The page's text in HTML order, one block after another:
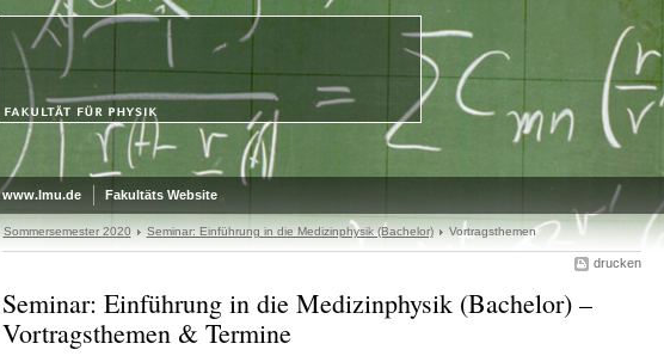
www.lmu.de Fakultäts Website
Sommersemester 2020 Seminar: Einführung in die Medizinphysik (Bachelor) Vortragsthemen
drucken
Seminar: Einführung in die Medizinphysik (Bachelor) –
Vortragsthemen & Termine